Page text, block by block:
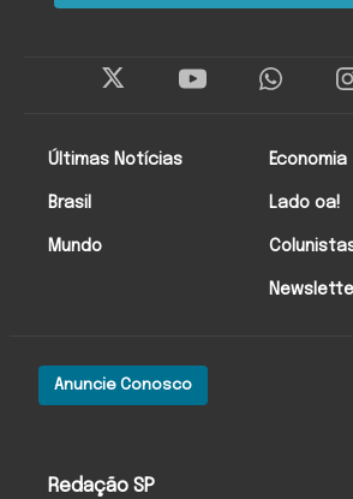
Redação SP
Anuncie Conosco
Últimas Notícias
Brasil
Mundo
Economia
Lado oa!